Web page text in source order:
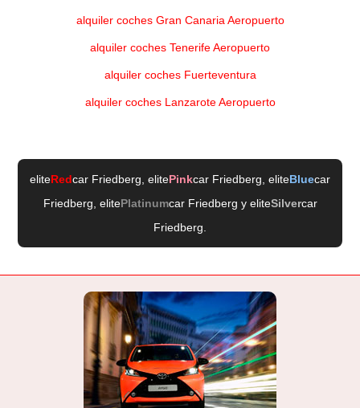
alquiler coches Gran Canaria Aeropuerto
alquiler coches Tenerife Aeropuerto
alquiler coches Fuerteventura
alquiler coches Lanzarote Aeropuerto
eliteRedcar Friedberg , elitePinkcar Friedberg , eliteBluecar
Friedberg , elitePlatinumcar Friedberg y eliteSilvercar
Friedberg